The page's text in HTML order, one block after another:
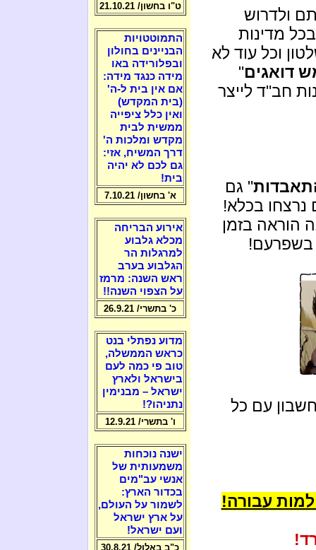
ולדרוש
מדינות
וכל עוד לא
דואגים"
חב"ד לייצר
" גם
נרצחו בכלא!
הוראה בזמן
בשפרעם!
עם כל
עבורה!
ט"ו בחשון/ 21.10.21
התמוטטויות
הבניינים בחולון
ובפלורידה באו
מידה כנגד מידה:
אם אין בית ל-ה'
(בית המקדש)
ואין כלל ציפייה
ממשית לבית
מקדש ומלכות ה'
דרך המשיח, אזי:
גם לכם לא יהיה
בית!
א' בחשון/ 7.10.21
אירוע הבריחה
מכלא גלבוע
למרגלות הר
הגלבוע בערב
ראש השנה: מרמז
על הצפוי השנה!!
כ' בתשרי/ 26.9.21
מדוע נפתלי בנט
כראש הממשלה,
טוב פי כמה לעם
בישראל ולארץ
ישראל – מבנימין
נתניהו?!
ו' בתשרי/ 12.9.21
ישנה נוכחות
משמעותית של
אנשי עב"מים
בכדור הארץ:
לשמור על העולם,
על ארץ ישראל
ועם ישראל!
כ"ב באלול/ 30.8.21